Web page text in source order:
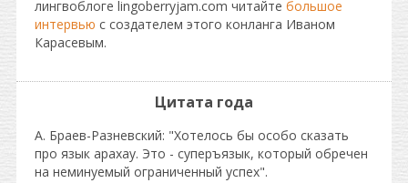
лингвоблоге lingoberryjam.com читайте большое
интервью с создателем этого конланга Иваном
Карасевым.
Цитата года
А. Браев-Разневский: "Хотелось бы особо сказать
про язык арахау. Это - суперъязык, который обречен
на неминуемый ограниченный успех".